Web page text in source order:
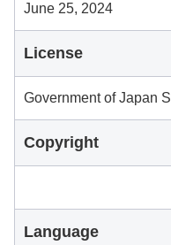
June 25, 2024
License
Government of Japan
Copyright
Language